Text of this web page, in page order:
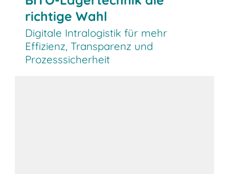
richtige Wahl
Digitale Intralogistik für mehr
Effizienz, Transparenz und
Prozesssicherheit